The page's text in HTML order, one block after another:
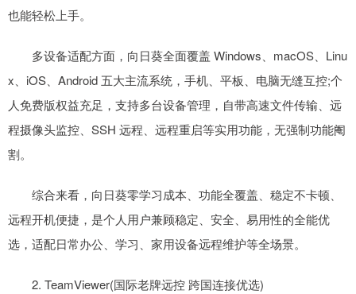
也能轻松上手。
多设备适配方面，向日葵全面覆盖 Windows、macOS、Linu
x、iOS、Android 五大主流系统，手机、平板、电脑无缝互控;个
人免费版权益充足，支持多台设备管理，自带高速文件传输、远
程摄像头监控、SSH 远程、远程重启等实用功能，无强制功能阉
割。
综合来看，向日葵零学习成本、功能全覆盖、稳定不卡顿、
远程开机便捷，是个人用户兼顾稳定、安全、易用性的全能优
选，适配日常办公、学习、家用设备远程维护等全场景。
2. TeamViewer(国际老牌远控 跨国连接优选)